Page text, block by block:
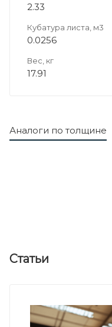
2.33
Кубатура листа, м3
0.0256
Вес, кг
17.91
Аналоги по толщине
Статьи